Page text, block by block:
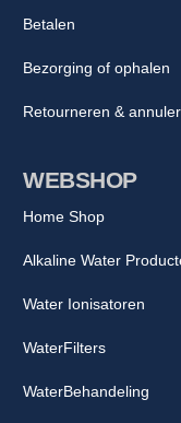
WEBSHOP
Home Shop
Alkaline Water
Water Ionisatoren
WaterFilters
WaterBehandeling
Betalen
Bezorging of ophalen
Retourneren &